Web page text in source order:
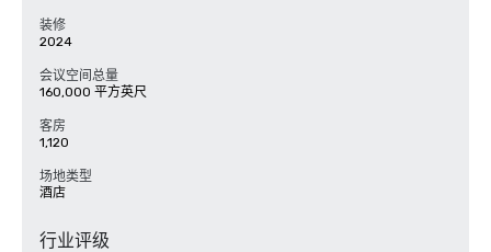
装修
2024
会议空间总量
160,000 平方英尺
客房
1,120
场地类型
酒店
行业评级